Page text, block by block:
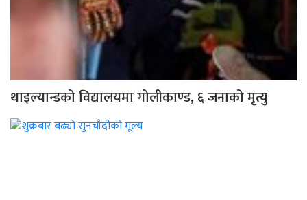
थाइल्यान्डको विद्यालयमा गोलीकाण्ड, ६ जनाको मृत्यु